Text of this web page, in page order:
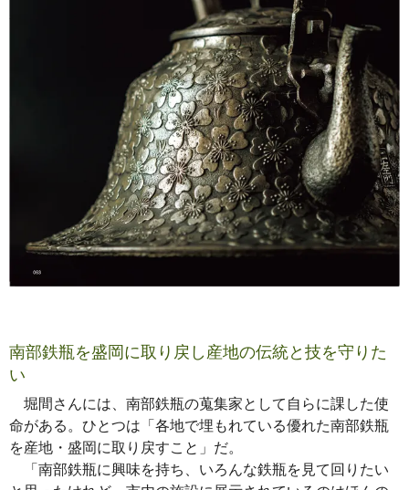
南部鉄瓶を盛岡に取り戻し産地の伝統と技を守りた
い
堀間さんには、南部鉄瓶の蒐集家として自らに課した使
命がある。ひとつは「各地で埋もれている優れた南部鉄瓶
を産地・盛岡に取り戻すこと」だ。
「南部鉄瓶に興味を持ち、いろんな鉄瓶を見て回りたい